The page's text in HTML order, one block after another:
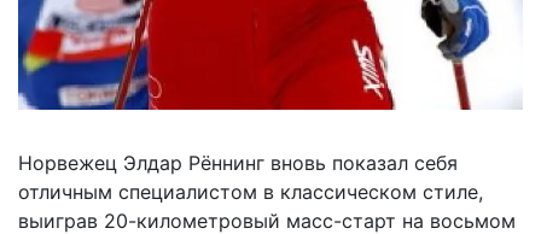
Норвежец Элдар Рённинг вновь показал себя
отличным специалистом в классическом стиле,
выиграв 20-километровый масс-старт на восьмом